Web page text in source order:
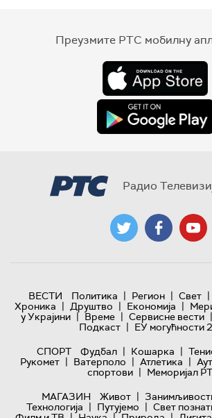
Преузмите РТС мобилну
Радио
ВЕСТИ Политика | Регион | Свет |
Хроника | Друштво | Економија |
у Украјини | Време | Сервисне вести |
Подкаст | ЕУ могућности
СПОРТ
Фудбал | Кошарка |
Рукомет | Ватерполо | Атлетика |
спортови | Меморијал
МАГАЗИН
Живот |
Технологијa | Путујемо | Свет